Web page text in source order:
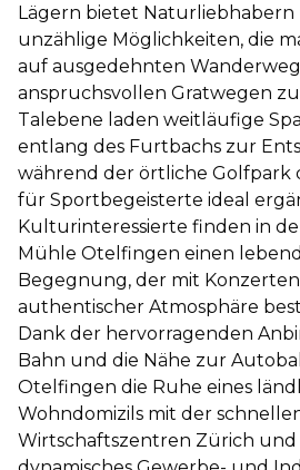
Lägern bietet Naturliebhabern
unzählige Möglichkeiten, die
auf ausgedehnten
anspruchsvollen Gratwegen
Talebene laden weitläufige
entlang des Furtbachs zur
während der örtliche Golfpark
für Sportbegeisterte ideal
Kulturinteressierte finden in
Mühle Otelfingen einen
Begegnung, der mit
authentischer Atmosphäre
Dank der hervorragenden
Bahn und die Nähe zur
Otelfingen die Ruhe eines
Wohndomizils mit der
Wirtschaftszentren Zürich und